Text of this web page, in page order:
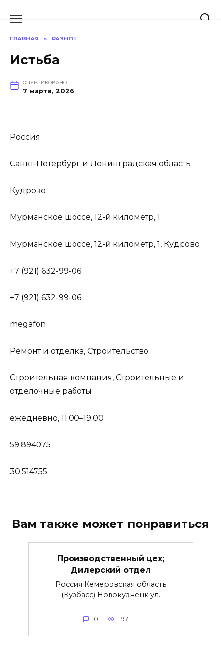
ГЛАВНАЯ » РАЗНОЕ
Истьба
ОПУБЛИКОВАНО
7 марта, 2026
Россия
Санкт-Петербург и Ленинградская область
Кудрово
Мурманское шоссе, 12-й километр, 1
Мурманское шоссе, 12-й километр, 1, Кудрово
+7 (921) 632-99-06
+7 (921) 632-99-06
megafon
Ремонт и отделка, Строительство
Строительная компания, Строительные и
отделочные работы
ежедневно, 11:00–19:00
59.894075
30.514755
Вам также может понравиться
Производственный цех;
Дилерский отдел
Россия Кемеровская область
(Кузбасс) Новокузнецк ул.
0 197